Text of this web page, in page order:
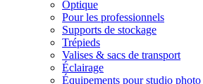
Optique
Pour les professionnels
Supports de stockage
Trépieds
Valises & sacs de transport
Éclairage
Équipements pour studio photo